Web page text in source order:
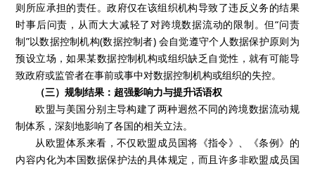
则所应承担的责任。政府仅在该组织机构导致了违反义务的结果
时事后问责，从而大大减轻了对跨境数据流动的限制。但“问责
制”以数据控制机构(数据控制者) 会自觉遵守个人数据保护原则为
预设立场，如果某数据控制机构或组织缺乏自觉性，就有可能导
致政府或监管者在事前或事中对数据控制机构或组织的失控。
（三）规制结果：超强影响力与提升话语权
欧盟与美国分别主导构建了两种迥然不同的跨境数据流动规
制体系，深刻地影响了各国的相关立法。
从欧盟体系来看，不仅欧盟成员国将《指令》、《条例》的
内容内化为本国数据保护法的具体规定，而且许多非欧盟成员国